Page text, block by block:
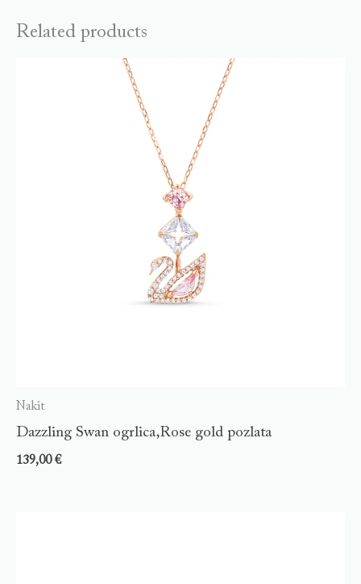
Related products
Nakit
Dazzling Swan ogrlica,Rose gold pozlata
139,00€